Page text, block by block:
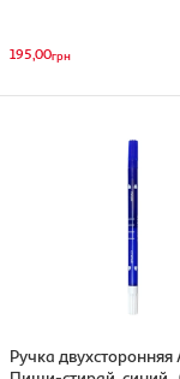
195,00грн
Ручка двухсторонняя